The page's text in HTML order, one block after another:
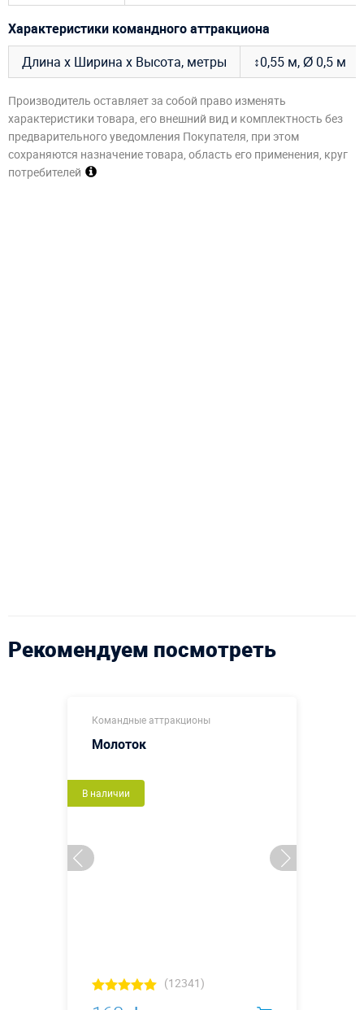
Характеристики командного аттракциона
Длина х Ширина х Высота, метры
↕0,55 м, Ø 0,5 м
Производитель оставляет за собой право изменять
характеристики товара, его внешний вид и комплектность без
предварительного уведомления Покупателя, при этом
сохраняются назначение товара, область его применения, круг
потребителей
Рекомендуем посмотреть
Командные аттракционы
Молоток
В наличии
(12341)